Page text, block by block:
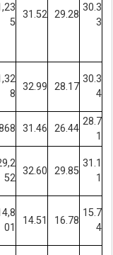
5
31.52 29.28
30.3
3
8
32.99 28.17
30.3
4
31.46 26.44
28.7
1
52
32.60 29.85
31.1
1
01
14.51 16.78
15.7
4